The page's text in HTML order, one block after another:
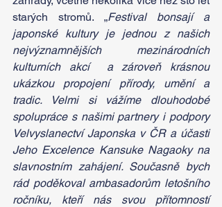
starých stromů. „Festival bonsají a
japonské kultury je jednou z našich
nejvýznamnějších mezinárodních
kulturních akcí  a zároveň krásnou
ukázkou propojení přírody, umění a
tradic. Velmi si vážíme dlouhodobé
spolupráce s našimi partnery i podpory
Velvyslanectví Japonska v ČR a účasti
Jeho Excelence Kansuke Nagaoky na
slavnostním zahájení. Současně bych
rád poděkoval ambasadorům letošního
ročníku, kteří nás svou přítomností